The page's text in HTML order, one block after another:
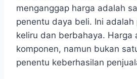
menganggap harga adalah
penentu daya beli. Ini adalah
keliru dan berbahaya. Harga
komponen, namun bukan
penentu keberhasilan